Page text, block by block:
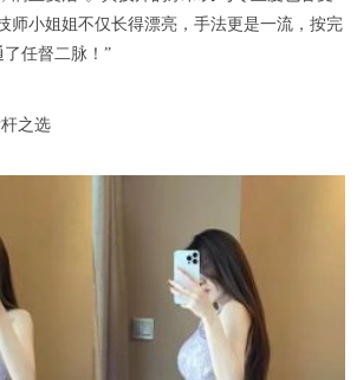
师小姐姐不仅长得漂亮，手法更是一流，按完
任督二脉！”
之选